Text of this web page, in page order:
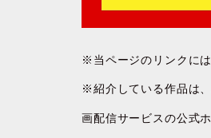
※当ページのリンクに
※紹介している作品は
画配信サービスの公式